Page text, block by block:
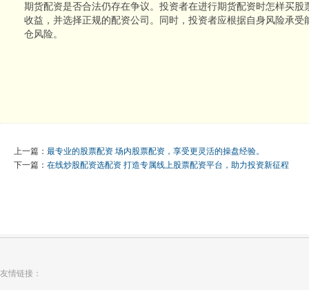
期货配资是否合法仍存在争议。投资者在进行期货配资时怎样买股
收益，并选择正规的配资公司。同时，投资者应根据自身风险承受
仓风险。
上一篇： 最专业的股票配资 场内股票配资，享受更灵活的操盘经验。
下一篇： 在线炒股配资选配资 打造专属线上股票配资平台，助力投资新征程
友情链接：